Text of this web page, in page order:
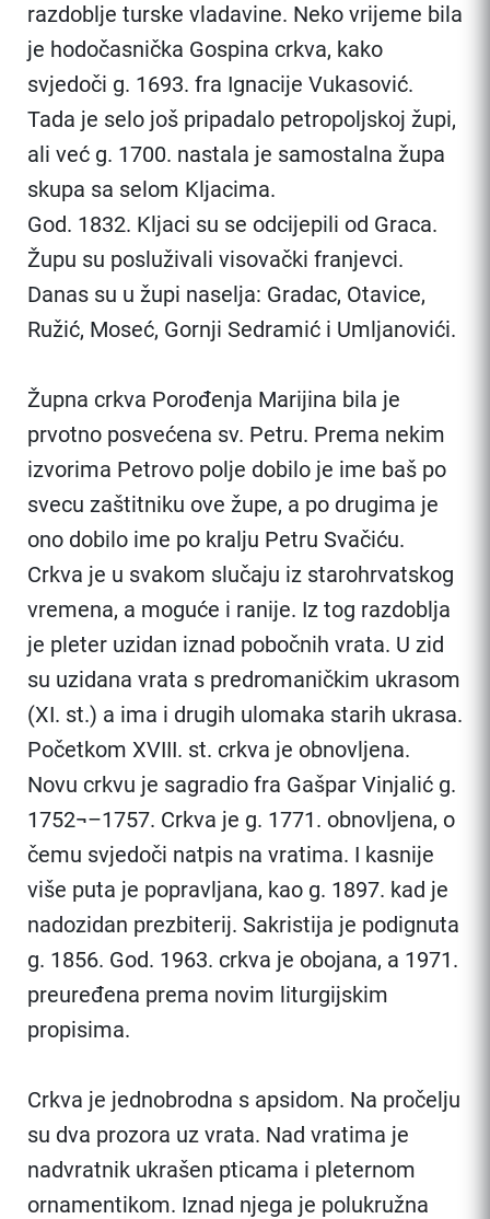
razdoblje turske vladavine. Neko vrijeme bila
je hodočasnička Gospina crkva, kako
svjedoči g. 1693. fra Ignacije Vukasović.
Tada je selo još pripadalo petropoljskoj župi,
ali već g. 1700. nastala je samostalna župa
skupa sa selom Kljacima.
God. 1832. Kljaci su se odcijepili od Graca.
Župu su posluživali visovački franjevci.
Danas su u župi naselja: Gradac, Otavice,
Ružić, Moseć, Gornji Sedramić i Umljanovići.
Župna crkva Porođenja Marijina bila je
prvotno posvećena sv. Petru. Prema nekim
izvorima Petrovo polje dobilo je ime baš po
svecu zaštitniku ove župe, a po drugima je
ono dobilo ime po kralju Petru Svačiću.
Crkva je u svakom slučaju iz starohrvatskog
vremena, a moguće i ranije. Iz tog razdoblja
je pleter uzidan iznad pobočnih vrata. U zid
su uzidana vrata s predromaničkim ukrasom
(XI. st.) a ima i drugih ulomaka starih ukrasa.
Početkom XVIII. st. crkva je obnovljena.
Novu crkvu je sagradio fra Gašpar Vinjalić g.
1752¬–1757. Crkva je g. 1771. obnovljena, o
čemu svjedoči natpis na vratima. I kasnije
više puta je popravljana, kao g. 1897. kad je
nadozidan prezbiterij. Sakristija je podignuta
g. 1856. God. 1963. crkva je obojana, a 1971.
preuređena prema novim liturgijskim
propisima.
Crkva je jednobrodna s apsidom. Na pročelju
su dva prozora uz vrata. Nad vratima je
nadvratnik ukrašen pticama i pleternom
ornamentikom. Iznad njega je polukružna